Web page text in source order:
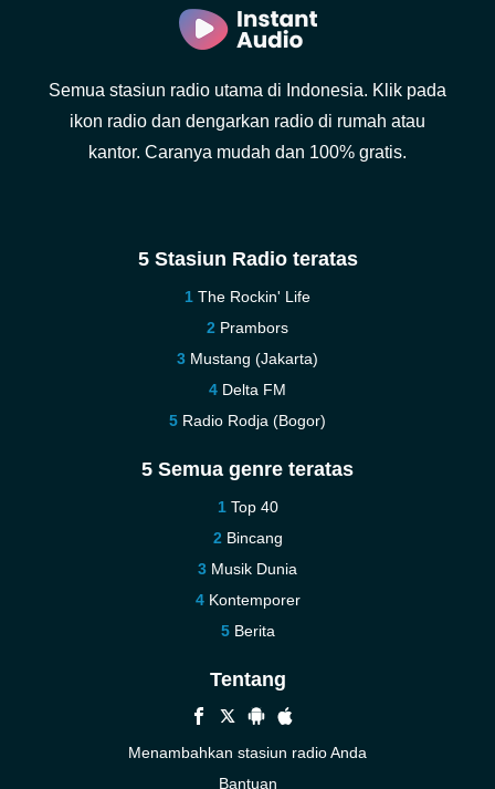
Semua stasiun radio utama di Indonesia. Klik pada
ikon radio dan dengarkan radio di rumah atau
kantor. Caranya mudah dan 100% gratis.
5 Stasiun Radio teratas
The Rockin' Life
Prambors
Mustang (Jakarta)
Delta FM
Radio Rodja (Bogor)
5 Semua genre teratas
Top 40
Bincang
Musik Dunia
Kontemporer
Berita
Tentang
Menambahkan stasiun radio Anda
Bantuan